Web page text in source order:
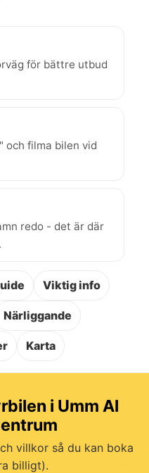
för bättre utbud
och filma bilen vid
redo - det är där
Viktig info
Närliggande
Karta
i Umm Al
villkor så du kan boka
billigt).